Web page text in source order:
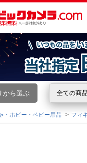
から選ぶ 全ての商品
こんにちは
ログイン
・ホビー・ベビー用品 フィ